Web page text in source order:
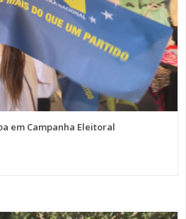
em Campanha Eleitoral